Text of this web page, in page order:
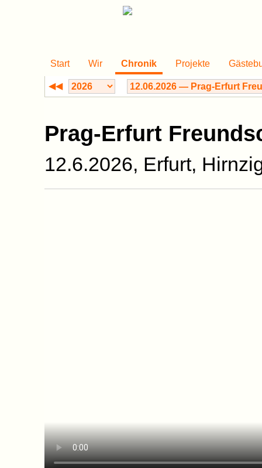
Start Wir Chronik Projekte
◀◀
Prag-Erfurt
12.6.2026, Erfurt,